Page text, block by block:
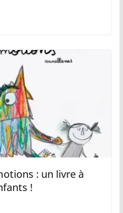
: un livre à
!